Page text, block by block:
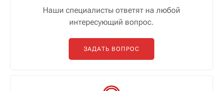
Наши специалисты ответят на любой
интересующий вопрос.
ЗАДАТЬ ВОПРОС